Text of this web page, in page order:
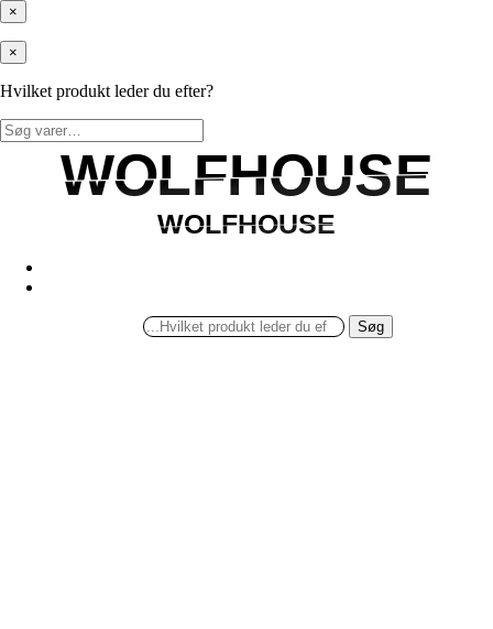
×
×
Hvilket produkt leder du efter?
Søg
efter:
WOLFHOUSE
WOLFHOUSE
WOLFHOUSE
WOLFHOUSE
Søg